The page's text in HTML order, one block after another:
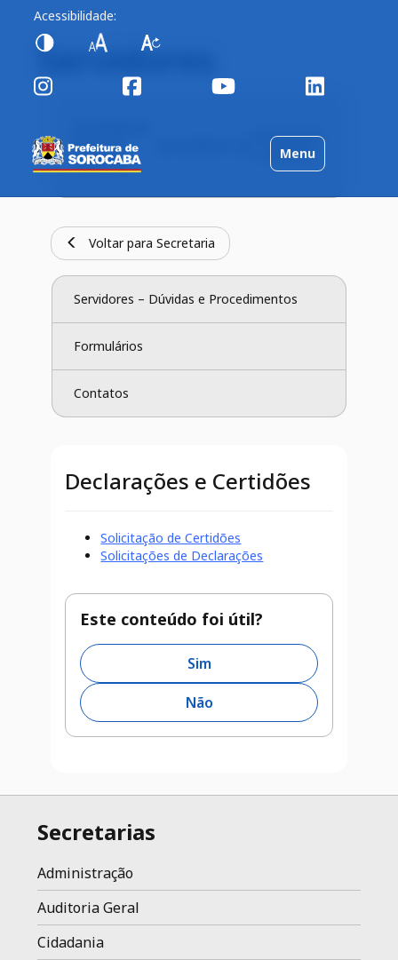
Acessibilidade:
Toggle
navigation
Menu
Servidores
Recursos
Humanos
Declarações
e Certidões
Voltar para Secretaria
Servidores – Dúvidas e Procedimentos
Formulários
Contatos
Declarações e Certidões
Solicitação de Certidões
Solicitações de Declarações
Este conteúdo foi útil?
Sim
Não
Secretarias
Administração
Auditoria Geral
Cidadania